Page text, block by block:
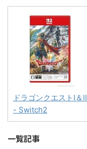
ドラゴンクエストI＆II
- Switch2
一覧記事